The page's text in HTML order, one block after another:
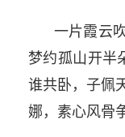
一片霞云
梦约孤山开半
谁共卧，子佩
娜，素心风骨